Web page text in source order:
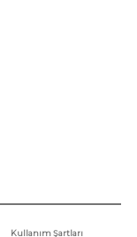
Kullanım Şartları